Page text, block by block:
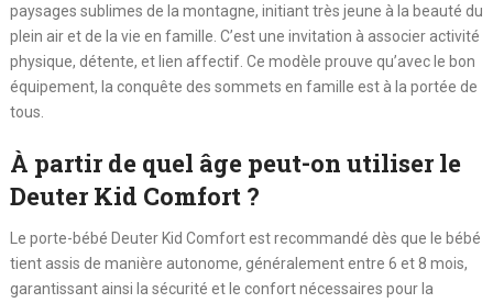
paysages sublimes de la montagne, initiant très jeune à la beauté du
plein air et de la vie en famille. C’est une invitation à associer activité
physique, détente, et lien affectif. Ce modèle prouve qu’avec le bon
équipement, la conquête des sommets en famille est à la portée de
tous.
À partir de quel âge peut-on utiliser le
Deuter Kid Comfort ?
Le porte-bébé Deuter Kid Comfort est recommandé dès que le bébé
tient assis de manière autonome, généralement entre 6 et 8 mois,
garantissant ainsi la sécurité et le confort nécessaires pour la